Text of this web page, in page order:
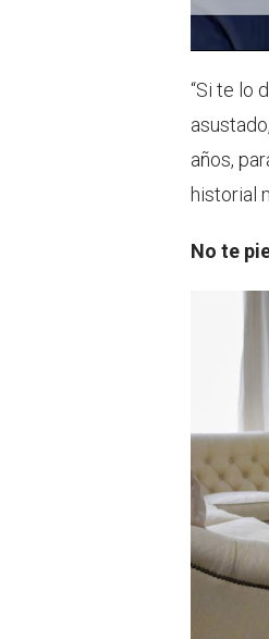
“Si te lo
años,
historial
No te